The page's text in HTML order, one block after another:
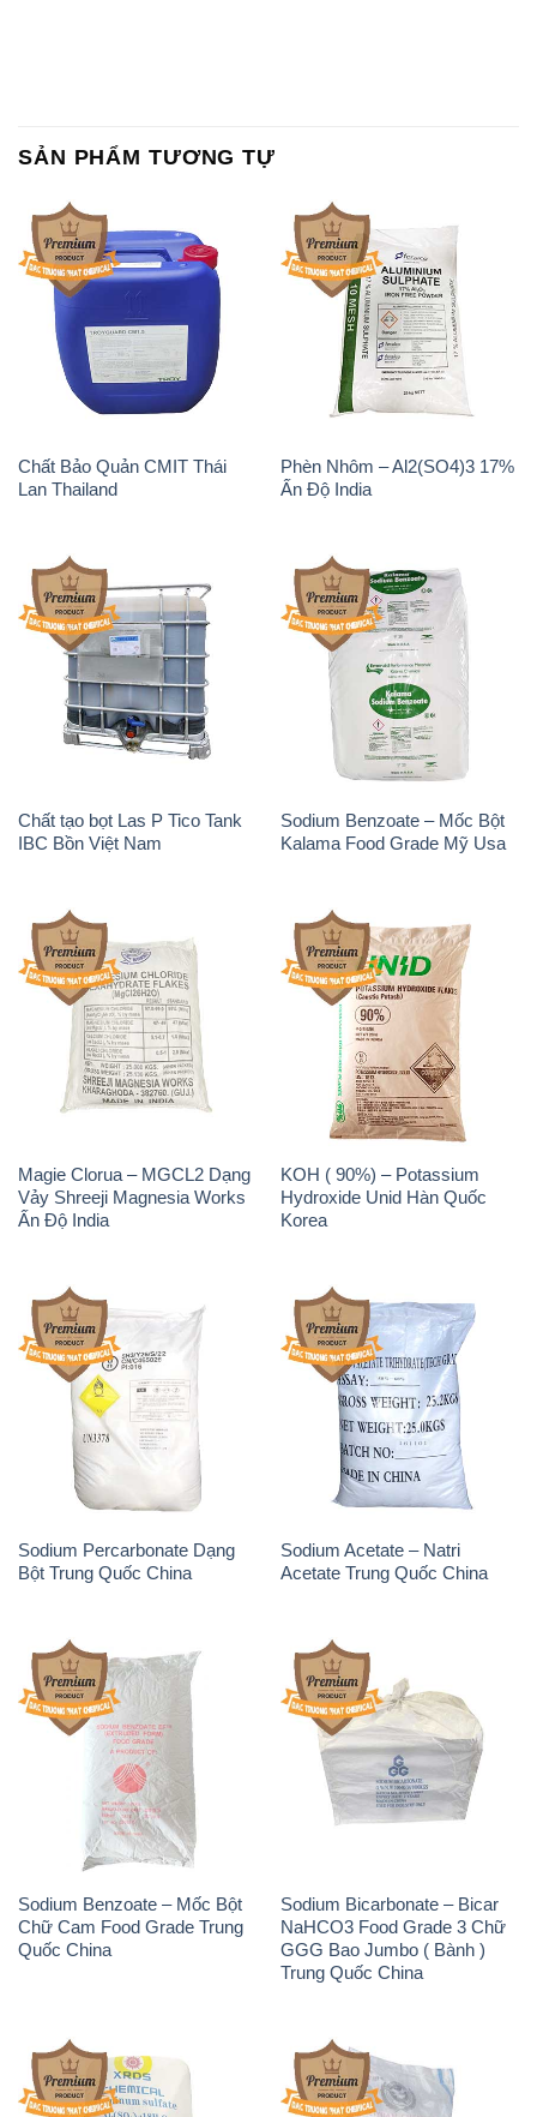
Chất Bảo Quản CMIT Thái
Lan Thailand
Phèn Nhôm – Al2(SO4)3 17%
Ấn Độ India
Chất tạo bọt Las P Tico Tank
IBC Bồn Việt Nam
Sodium Benzoate – Mốc Bột
Kalama Food Grade Mỹ Usa
Magie Clorua – MGCL2 Dạng
Vảy Shreeji Magnesia Works
Ấn Độ India
KOH ( 90%) – Potassium
Hydroxide Unid Hàn Quốc
Sodium Percarbonate Dạng
Bột Trung Quốc China
Sodium Acetate – Natri
Acetate Trung Quốc China
Sodium Benzoate – Mốc Bột
Chữ Cam Food Grade Trung
Quốc China
Sodium Bicarbonate – Bicar
NaHCO3 Food Grade 3 Chữ
GGG Bao Jumbo ( Bành )
Trung Quốc China